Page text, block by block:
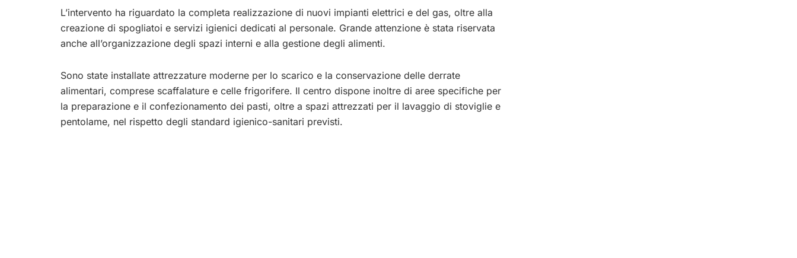
L’intervento ha riguardato la completa realizzazione di nuovi impianti elettrici e del gas, oltre alla
creazione di spogliatoi e servizi igienici dedicati al personale. Grande attenzione è stata riservata
anche all’organizzazione degli spazi interni e alla gestione degli alimenti.
Sono state installate attrezzature moderne per lo scarico e la conservazione delle derrate
alimentari, comprese scaffalature e celle frigorifere. Il centro dispone inoltre di aree specifiche per
la preparazione e il confezionamento dei pasti, oltre a spazi attrezzati per il lavaggio di stoviglie e
pentolame, nel rispetto degli standard igienico-sanitari previsti.